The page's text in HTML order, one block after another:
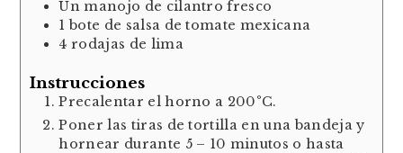
Un manojo de cilantro fresco
1 bote de salsa de tomate mexicana
4 rodajas de lima
Instrucciones
Precalentar el horno a 200°C.
Poner las tiras de tortilla en una bandeja y
hornear durante 5 – 10 minutos o hasta